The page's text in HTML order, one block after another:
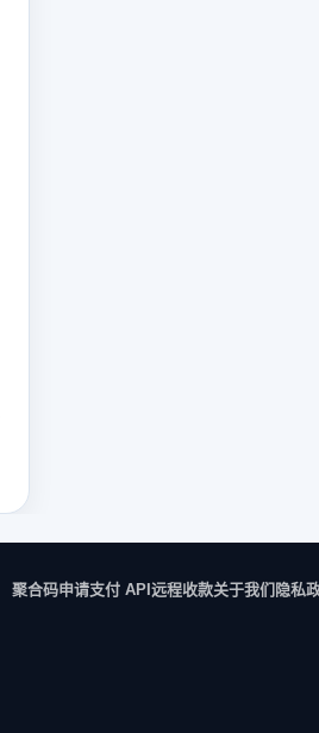
聚合码申请支付 API远程收款关于我们隐私